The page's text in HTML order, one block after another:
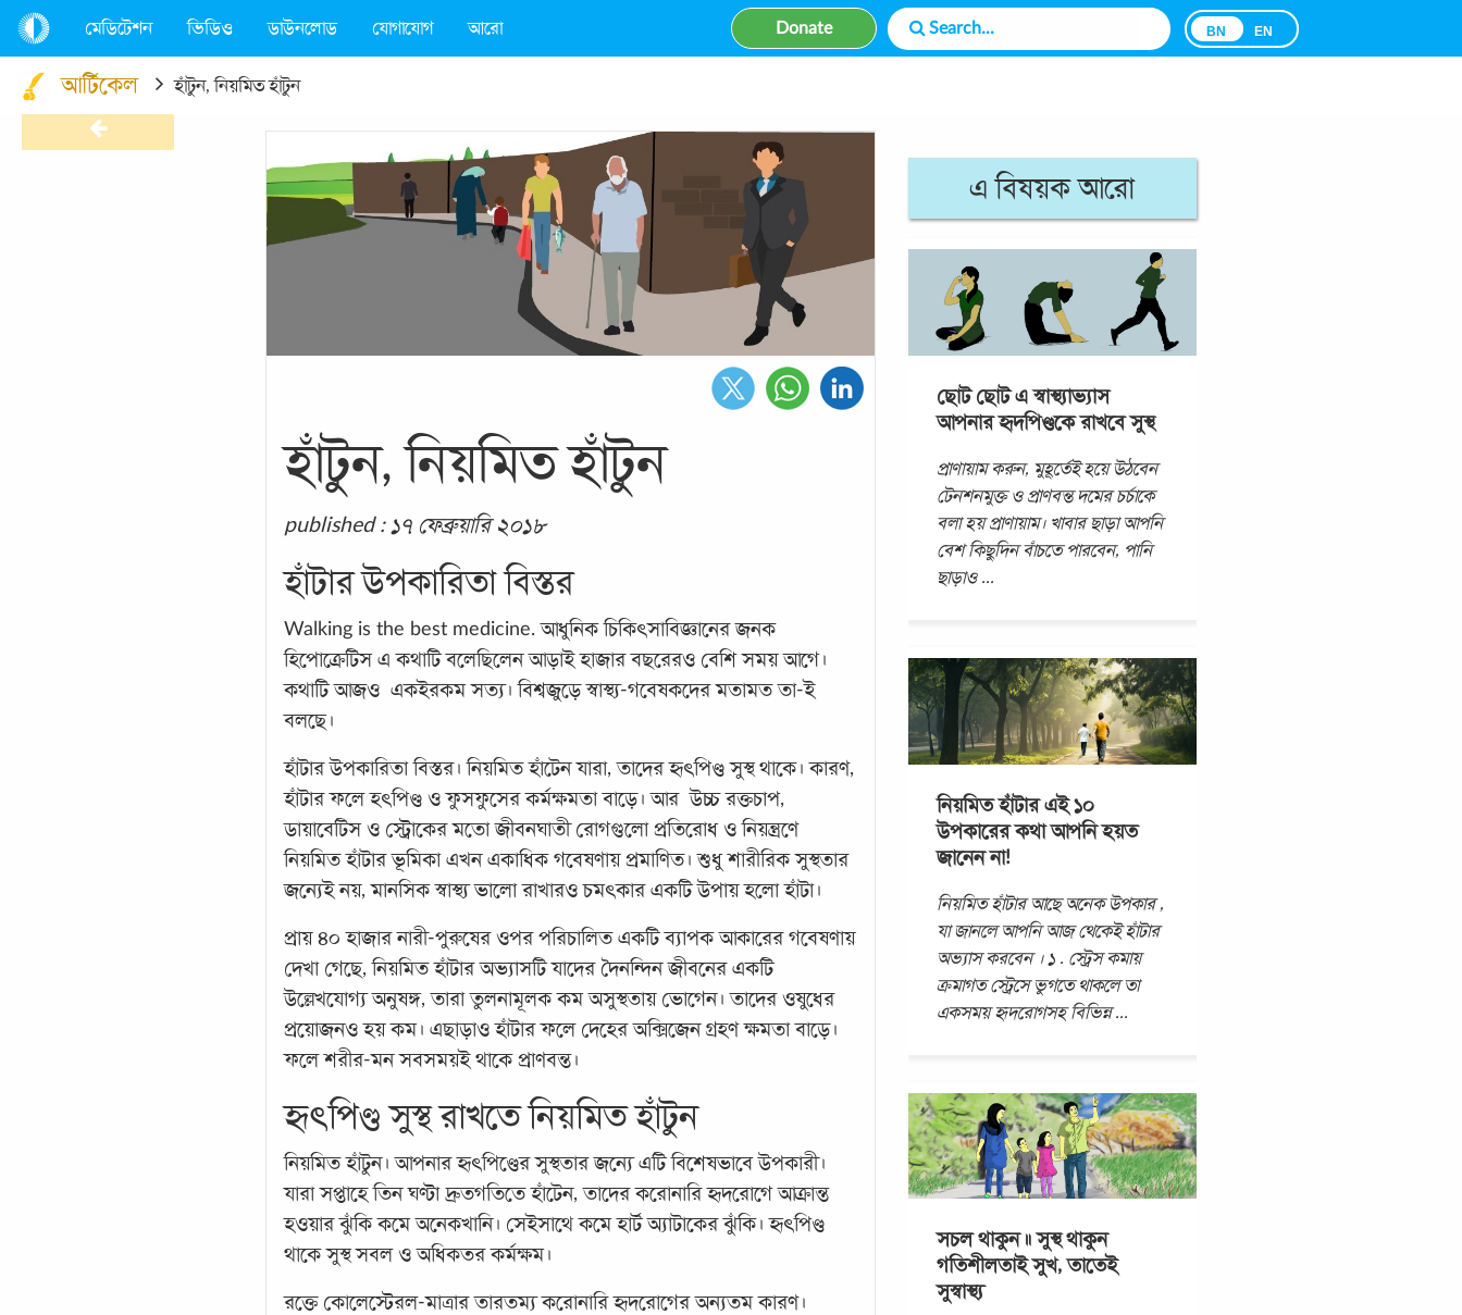
মেডিটেশন ভিডিও ডাউনলোড যোগাযোগ আরো Donate BN EN
আর্টিকেল হাঁটুন, নিয়মিত হাঁটুন
হাঁটুন, নিয়মিত হাঁটুন
published : ১৭ ফেব্রুয়ারি ২০১৮
হাঁটার উপকারিতা বিস্তর
Walking is the best medicine. আধুনিক চিকিৎসাবিজ্ঞানের জনক
হিপোক্রেটিস এ কথাটি বলেছিলেন আড়াই হাজার বছরেরও বেশি সময় আগে।
কথাটি আজও একইরকম সত্য। বিশ্বজুড়ে স্বাস্থ্য-গবেষকদের মতামত তা-ই
বলছে।
হাঁটার উপকারিতা বিস্তর। নিয়মিত হাঁটেন যারা, তাদের হৃৎপিণ্ড সুস্থ থাকে। কারণ,
হাঁটার ফলে হৎপিণ্ড ও ফুসফুসের কর্মক্ষমতা বাড়ে। আর উচ্চ রক্তচাপ,
ডায়াবেটিস ও স্ট্রোকের মতো জীবনঘাতী রোগগুলো প্রতিরোধ ও নিয়ন্ত্রণে
নিয়মিত হাঁটার ভূমিকা এখন একাধিক গবেষণায় প্রমাণিত। শুধু শারীরিক সুস্থতার
জন্যেই নয়, মানসিক স্বাস্থ্য ভালো রাখারও চমৎকার একটি উপায় হলো হাঁটা।
প্রায় ৪০ হাজার নারী-পুরুষের ওপর পরিচালিত একটি ব্যাপক আকারের গবেষণায়
দেখা গেছে, নিয়মিত হাঁটার অভ্যাসটি যাদের দৈনন্দিন জীবনের একটি
উল্লেখযোগ্য অনুষঙ্গ, তারা তুলনামূলক কম অসুস্থতায় ভোগেন। তাদের ওষুধের
প্রয়োজনও হয় কম। এছাড়াও হাঁটার ফলে দেহের অক্সিজেন গ্রহণ ক্ষমতা বাড়ে।
ফলে শরীর-মন সবসময়ই থাকে প্রাণবন্ত।
হৃৎপিণ্ড সুস্থ রাখতে নিয়মিত হাঁটুন
নিয়মিত হাঁটুন। আপনার হৃৎপিণ্ডের সুস্থতার জন্যে এটি বিশেষভাবে উপকারী।
যারা সপ্তাহে তিন ঘণ্টা দ্রুতগতিতে হাঁটেন, তাদের করোনারি হৃদরোগে আক্রান্ত
হওয়ার ঝুঁকি কমে অনেকখানি। সেইসাথে কমে হার্ট অ্যাটাকের ঝুঁকি। হৃৎপিণ্ড
থাকে সুস্থ সবল ও অধিকতর কর্মক্ষম।
রক্তে কোলেস্টেরল-মাত্রার তারতম্য করোনারি হৃদরোগের অন্যতম কারণ।
এ বিষয়ক আরো
ছোট ছোট এ স্বাস্থ্যাভ্যাস
আপনার হৃদপিণ্ডকে রাখবে সুস্থ
প্রাণায়াম করুন, মুহূর্তেই হয়ে উঠবেন
টেনশনমুক্ত ও প্রাণবন্ত দমের চর্চাকে
বলা হয় প্রাণায়াম। খাবার ছাড়া আপনি
বেশ কিছুদিন বাঁচতে পারবেন, পানি
ছাড়াও ...
নিয়মিত হাঁটার এই ১০
উপকারের কথা আপনি হয়ত
জানেন না!
নিয়মিত হাঁটার আছে অনেক উপকার ,
যা জানলে আপনি আজ থেকেই হাঁটার
অভ্যাস করবেন । ১ . স্ট্রেস কমায়
ক্রমাগত স্ট্রেসে ভুগতে থাকলে তা
একসময় হৃদরোগসহ বিভিন্ন...
সচল থাকুন ॥ সুস্থ থাকুন
গতিশীলতাই সুখ, তাতেই
সুস্বাস্থ্য